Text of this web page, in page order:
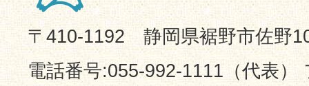
〒410-1192 静岡県裾野市佐野
電話番号:055-992-1111（代表）